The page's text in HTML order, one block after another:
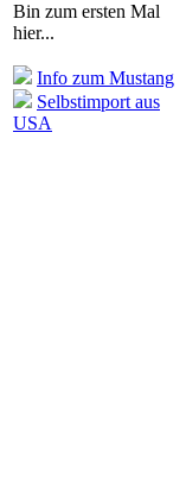
Bin zum ersten Mal
hier...
Info zum Mustang
Selbstimport aus
USA